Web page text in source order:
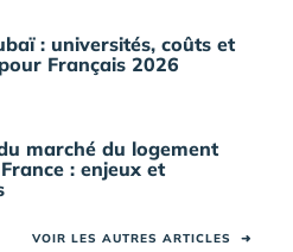
: universités, coûts et
Français 2026
marché du logement
: enjeux et
VOIR LES AUTRES ARTICLES ➜